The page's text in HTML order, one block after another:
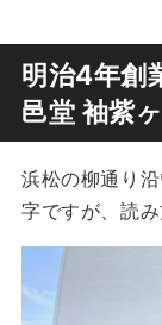
明治4年創
邑堂 袖紫ヶ
浜松の柳通り
字ですが、読